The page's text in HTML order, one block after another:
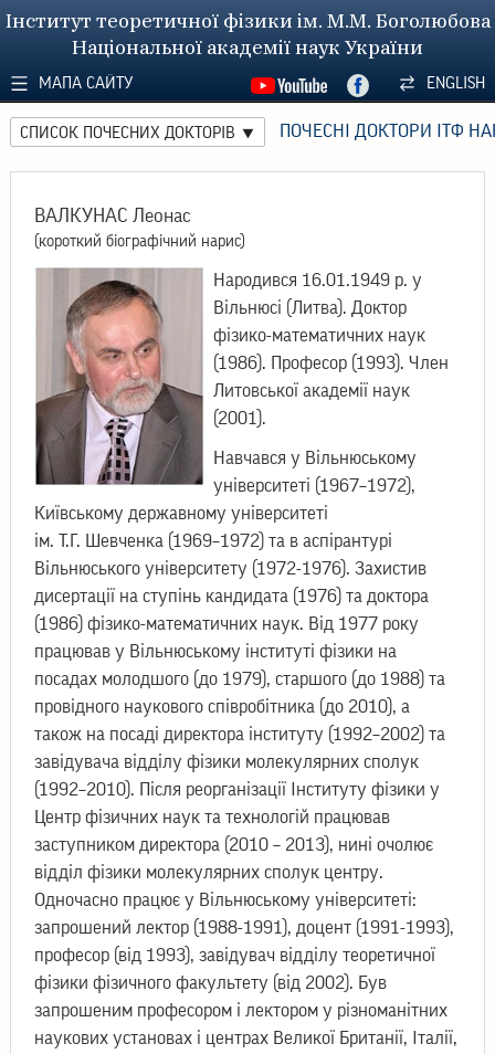
Інститут теоретичної фізики ім. М.М. Боголюбова
Національної академії наук України
МАПА САЙТУ ENGLISH
СПИСОК ПОЧЕСНИХ ДОКТОРІВ ПОЧЕСНІ ДОКТОРИ ІТФ
ВАЛКУНАС Леонас
(короткий біографічний нарис)
Народився 16.01.1949 р. у
Вільнюсі (Литва). Доктор
фізико-математичних наук
(1986). Професор (1993). Член
Литовської академії наук
(2001).
Навчався у Вільнюському
університеті (1967–1972),
Київському державному університеті
ім. Т.Г. Шевченка (1969–1972) та в аспірантурі
Вільнюського університету (1972-1976). Захистив
дисертації на ступінь кандидата (1976) та доктора
(1986) фізико-математичних наук. Від 1977 року
працював у Вільнюському інституті фізики на
посадах молодшого (до 1979), старшого (до 1988) та
провідного наукового співробітника (до 2010), а
також на посаді директора інституту (1992–2002) та
завідувача відділу фізики молекулярних сполук
(1992–2010). Після реорганізації Інституту фізики у
Центр фізичних наук та технологій працював
заступником директора (2010 – 2013), нині очолює
відділ фізики молекулярних сполук центру.
Одночасно працює у Вільнюському університеті:
запрошений лектор (1988-1991), доцент (1991-1993),
професор (від 1993), завідувач відділу теоретичної
фізики фізичного факультету (від 2002). Був
запрошеним професором і лектором у різноманітних
наукових установах і центрах Великої Британії, Італії,